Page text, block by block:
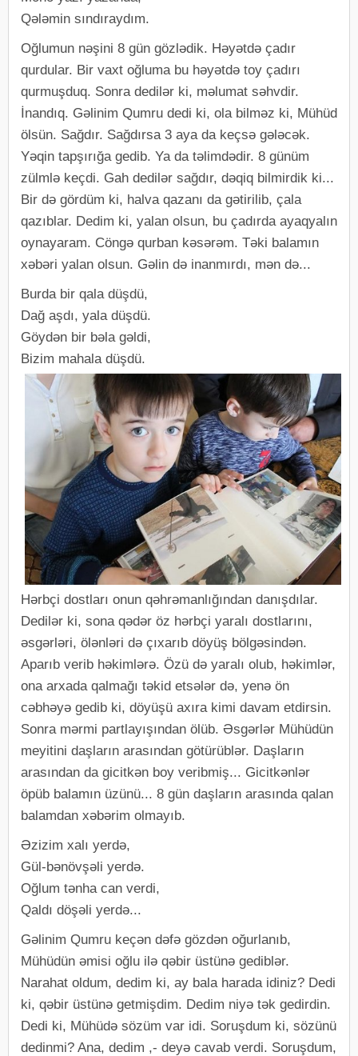
Qələmin sındıraydım.
Oğlumun nəşini 8 gün gözlədik. Həyətdə çadır
qurdular. Bir vaxt oğluma bu həyətdə toy çadırı
qurmuşduq. Sonra dedilər ki, məlumat səhvdir.
İnandıq. Gəlinim Qumru dedi ki, ola bilməz ki, Mühüd
ölsün. Sağdır. Sağdırsa 3 aya da keçsə gələcək.
Yəqin tapşırığa gedib. Ya da təlimdədir. 8 günüm
zülmlə keçdi. Gah dedilər sağdır, dəqiq bilmirdik ki...
Bir də gördüm ki, halva qazanı da gətirilib, çala
qazıblar. Dedim ki, yalan olsun, bu çadırda ayaqyalın
oynayaram. Cöngə qurban kəsərəm. Təki balamın
xəbəri yalan olsun. Gəlin də inanmırdı, mən də...
Burda bir qala düşdü,
Dağ aşdı, yala düşdü.
Göydən bir bəla gəldi,
Bizim mahala düşdü.
Hərbçi dostları onun qəhrəmanlığından danışdılar.
Dedilər ki, sona qədər öz hərbçi yaralı dostlarını,
əsgərləri, ölənləri də çıxarıb döyüş bölgəsindən.
Aparıb verib həkimlərə. Özü də yaralı olub, həkimlər,
ona arxada qalmağı təkid etsələr də, yenə ön
cəbhəyə gedib ki, döyüşü axıra kimi davam etdirsin.
Sonra mərmi partlayışından ölüb. Əsgərlər Mühüdün
meyitini daşların arasından götürüblər. Daşların
arasından da gicitkən boy veribmiş... Gicitkənlər
öpüb balamın üzünü... 8 gün daşların arasında qalan
balamdan xəbərim olmayıb.
Əzizim xalı yerdə,
Gül-bənövşəli yerdə.
Oğlum tənha can verdi,
Qaldı döşəli yerdə...
Gəlinim Qumru keçən dəfə gözdən oğurlanıb,
Mühüdün əmisi oğlu ilə qəbir üstünə gediblər.
Narahat oldum, dedim ki, ay bala harada idiniz? Dedi
ki, qəbir üstünə getmişdim. Dedim niyə tək gedirdin.
Dedi ki, Mühüdə sözüm var idi. Soruşdum ki, sözünü
dedinmi? Ana, dedim ,- deyə cavab verdi. Soruşdum,